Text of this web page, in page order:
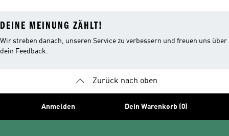
DEINE MEINUNG ZÄHLT!
Wir streben danach, unseren Service zu verbessern und freuen uns über
dein Feedback.
Zurück nach oben
Anmelden Dein Warenkorb (0)